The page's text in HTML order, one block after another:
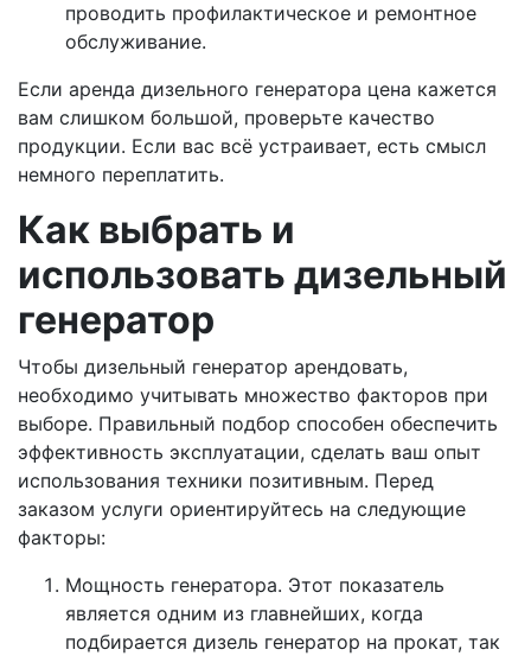
проводить профилактическое и ремонтное
обслуживание.
Если аренда дизельного генератора цена кажется
вам слишком большой, проверьте качество
продукции. Если вас всё устраивает, есть смысл
немного переплатить.
Как выбрать и
использовать дизельный
генератор
Чтобы дизельный генератор арендовать,
необходимо учитывать множество факторов при
выборе. Правильный подбор способен обеспечить
эффективность эксплуатации, сделать ваш опыт
использования техники позитивным. Перед
заказом услуги ориентируйтесь на следующие
факторы:
Мощность генератора. Этот показатель
является одним из главнейших, когда
подбирается дизель генератор на прокат, так